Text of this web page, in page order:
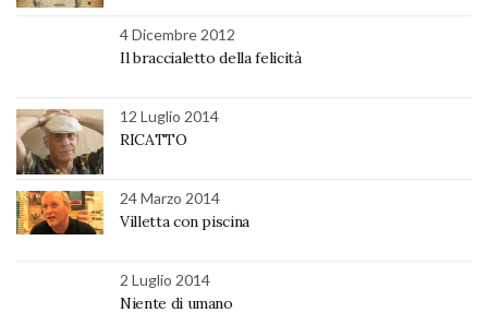
4 Dicembre 2012
Il braccialetto della felicità
12 Luglio 2014
RICATTO
24 Marzo 2014
Villetta con piscina
2 Luglio 2014
Niente di umano